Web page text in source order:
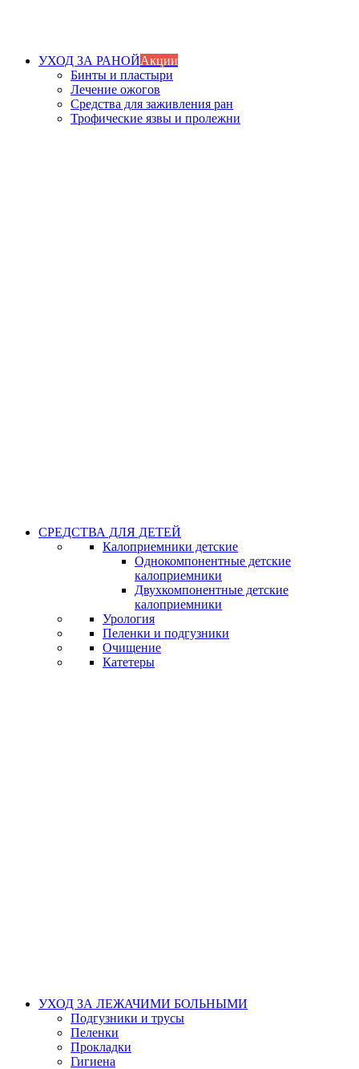
УХОД ЗА РАНОЙАкции
Бинты и пластыри
Лечение ожогов
Средства для заживления ран
Трофические язвы и пролежни
СРЕДСТВА ДЛЯ ДЕТЕЙ
Калоприемники детские
Однокомпонентные детские
калоприемники
Двухкомпонентные детские
калоприемники
Урология
Пеленки и подгузники
Очищение
Катетеры
УХОД ЗА ЛЕЖАЧИМИ БОЛЬНЫМИ
Подгузники и трусы
Пеленки
Прокладки
Гигиена